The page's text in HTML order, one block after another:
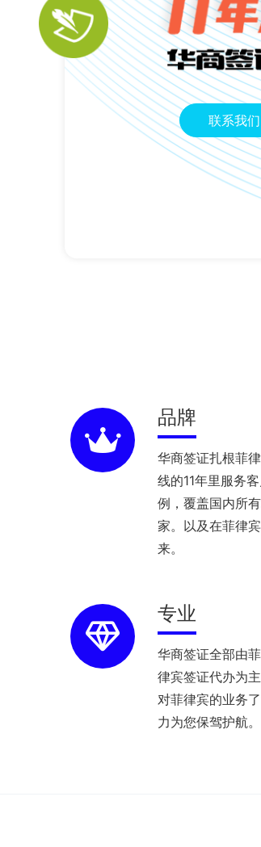
联系我们
品牌
华商签证扎根菲
线的11年里服务
例，覆盖国内所
家。以及在菲律
来。
专业
华商签证全部由
律宾签证代办为
对菲律宾的业务
力为您保驾护航。